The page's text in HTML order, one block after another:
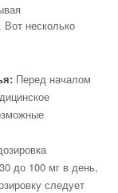
несколько
Перед началом
до 100 мг в день,
следует